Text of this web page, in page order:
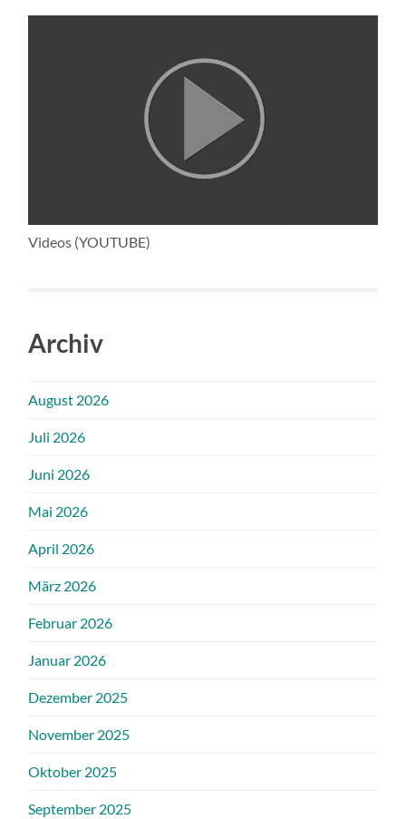
Videos (YOUTUBE)
Archiv
August 2026
Juli 2026
Juni 2026
Mai 2026
April 2026
März 2026
Februar 2026
Januar 2026
Dezember 2025
November 2025
Oktober 2025
September 2025